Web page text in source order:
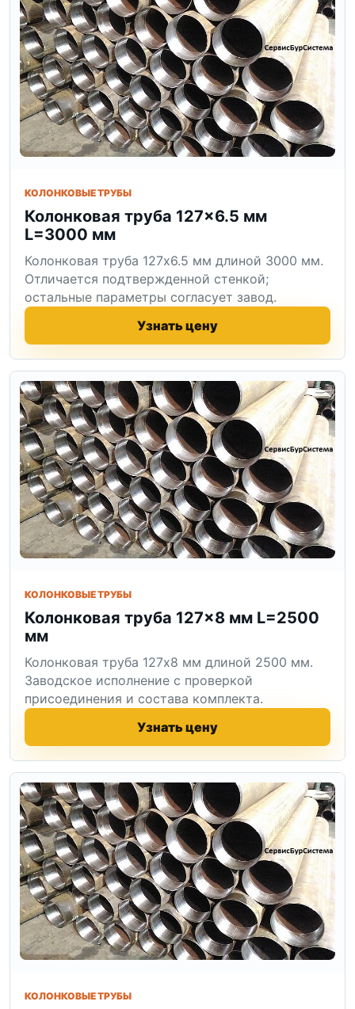
КОЛОНКОВЫЕ ТРУБЫ
Колонковая труба 127×6.5 мм
L=3000 мм
Колонковая труба 127x6.5 мм длиной 3000 мм.
Отличается подтвержденной стенкой;
остальные параметры согласует завод.
Узнать цену
КОЛОНКОВЫЕ ТРУБЫ
Колонковая труба 127×8 мм L=2500
мм
Колонковая труба 127x8 мм длиной 2500 мм.
Заводское исполнение с проверкой
присоединения и состава комплекта.
Узнать цену
КОЛОНКОВЫЕ ТРУБЫ